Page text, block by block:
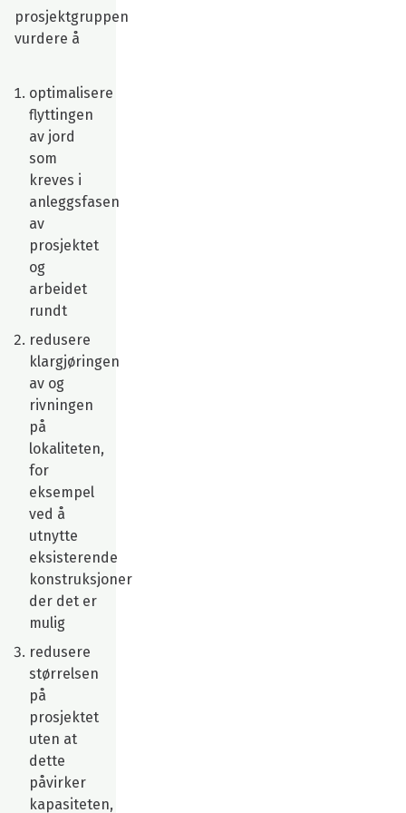
prosjektgruppen
vurdere å
optimalisere
flyttingen
av jord
som
kreves i
anleggsfasen
av
prosjektet
og
arbeidet
rundt
redusere
klargjøringen
av og
rivningen
på
lokaliteten,
for
eksempel
ved å
utnytte
eksisterende
konstruksjoner
der det er
mulig
redusere
størrelsen
på
prosjektet
uten at
dette
påvirker
kapasiteten,